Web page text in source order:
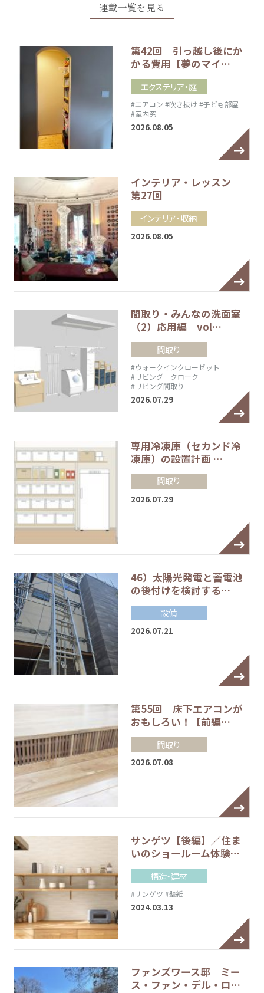
連載一覧を見る
第42回 引っ越し後にか
かる費用【夢のマイ…
エクステリア・庭
#エアコン #吹き抜け #子ども部屋
#室内窓
2026.08.05
インテリア・レッスン
第27回
インテリア・収納
2026.08.05
間取り・みんなの洗面室
（2）応用編 vol…
間取り
#ウォークインクローゼット
#リビング クローク
#リビング間取り
2026.07.29
専用冷凍庫（セカンド冷
凍庫）の設置計画 …
間取り
2026.07.29
46）太陽光発電と蓄電池
の後付けを検討する…
設備
2026.07.21
第55回 床下エアコンが
おもしろい！【前編…
間取り
2026.07.08
サンゲツ【後編】／住ま
いのショールーム体験…
構造・建材
#サンゲツ #壁紙
2024.03.13
ファンズワース邸 ミー
ス・ファン・デル・ロ…